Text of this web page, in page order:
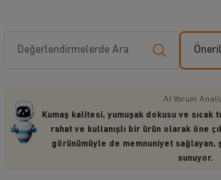
AI Yorum
Kumaş kalitesi, yumuşak dokusu ve sıcak
rahat ve kullanışlı bir ürün olarak öne
görünümüyle de memnuniyet sağlayan,
sunuyor.